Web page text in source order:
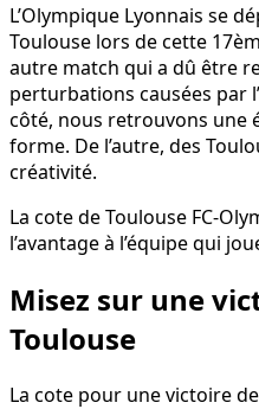
L’Olympique Lyonnais se
Toulouse lors de cette
autre match qui a dû être
perturbations causées par
côté, nous retrouvons une
forme. De l’autre, des
créativité.
La cote de Toulouse FC-
l’avantage à l’équipe qui
Misez sur une
Toulouse
La cote pour une victoire de